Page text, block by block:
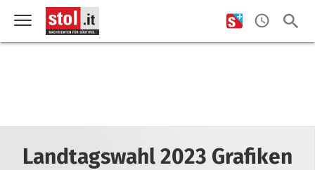
Landtagswahl 2023 Grafiken